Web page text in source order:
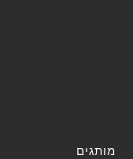
מותגים